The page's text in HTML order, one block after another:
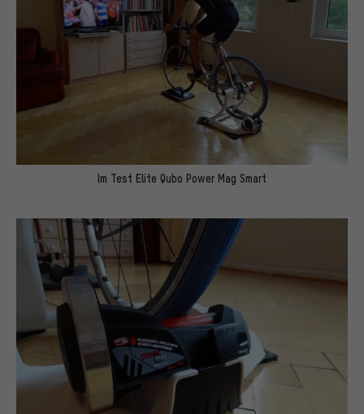
Im Test Elite Qubo Power Mag Smart